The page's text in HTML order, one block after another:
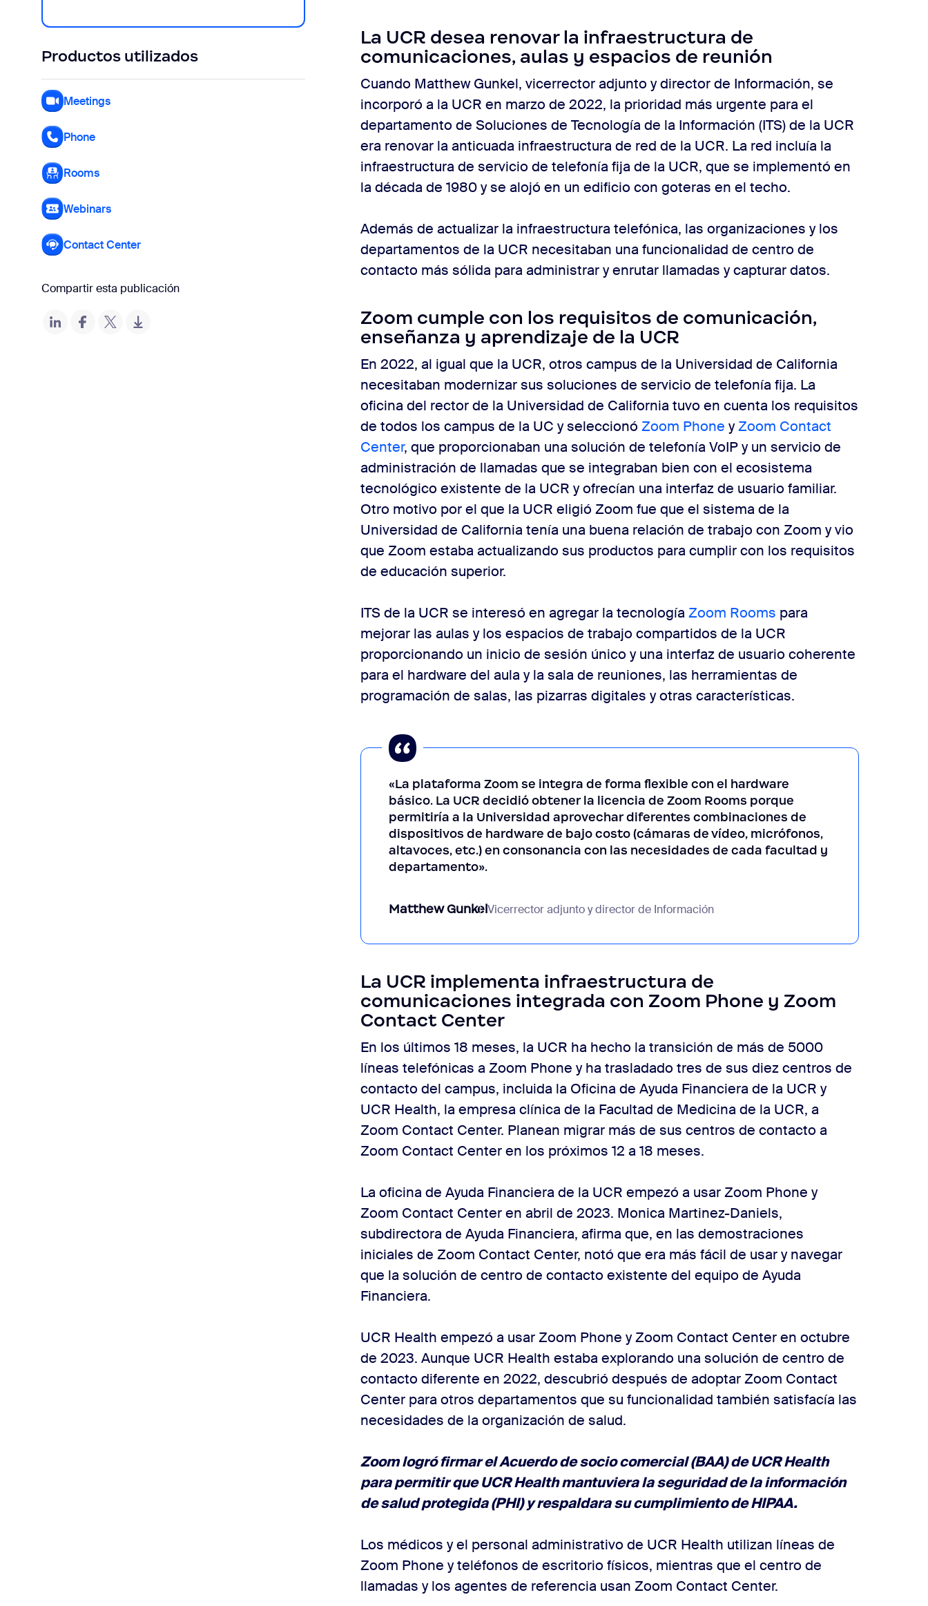
Productos utilizados
Meetings
Phone
Rooms
Webinars
Contact Center
Compartir esta publicación
La UCR desea renovar la infraestructura de
comunicaciones, aulas y espacios de reunión
Cuando Matthew Gunkel, vicerrector adjunto y director de Información, se
incorporó a la UCR en marzo de 2022, la prioridad más urgente para el
departamento de Soluciones de Tecnología de la Información (ITS) de la UCR
era renovar la anticuada infraestructura de red de la UCR. La red incluía la
infraestructura de servicio de telefonía fija de la UCR, que se implementó en
la década de 1980 y se alojó en un edificio con goteras en el techo.
Además de actualizar la infraestructura telefónica, las organizaciones y los
departamentos de la UCR necesitaban una funcionalidad de centro de
contacto más sólida para administrar y enrutar llamadas y capturar datos.
Zoom cumple con los requisitos de comunicación,
enseñanza y aprendizaje de la UCR
En 2022, al igual que la UCR, otros campus de la Universidad de California
necesitaban modernizar sus soluciones de servicio de telefonía fija. La
oficina del rector de la Universidad de California tuvo en cuenta los requisitos
de todos los campus de la UC y seleccionóZoom Phone yZoom Contact
Center, que proporcionaban una solución de telefonía VoIP y un servicio de
administración de llamadas que se integraban bien con el ecosistema
tecnológico existente de la UCR y ofrecían una interfaz de usuario familiar.
Otro motivo por el que la UCR eligió Zoom fue que el sistema de la
Universidad de California tenía una buena relación de trabajo con Zoom y vio
que Zoom estaba actualizando sus productos para cumplir con los requisitos
de educación superior.
ITS de la UCR se interesó en agregar la tecnologíaZoom Rooms para
mejorar las aulas y los espacios de trabajo compartidos de la UCR
proporcionando un inicio de sesión único y una interfaz de usuario coherente
para el hardware del aula y la sala de reuniones, las herramientas de
programación de salas, las pizarras digitales y otras características.
«La plataforma Zoom se integra de forma flexible con el hardware
básico. La UCR decidió obtener la licencia de Zoom Rooms porque
permitiría a la Universidad aprovechar diferentes combinaciones de
dispositivos de hardware de bajo costo (cámaras de vídeo, micrófonos,
altavoces, etc.) en consonancia con las necesidades de cada facultad y
departamento».
Matthew GunkelVicerrector adjunto y director de Información
La UCR implementa infraestructura de
comunicaciones integrada con Zoom Phone y Zoom
Contact Center
En los últimos 18 meses, la UCR ha hecho la transición de más de 5000
líneas telefónicas a Zoom Phone y ha trasladado tres de sus diez centros de
contacto del campus, incluida la Oficina de Ayuda Financiera de la UCR y
UCR Health, la empresa clínica de la Facultad de Medicina de la UCR, a
Zoom Contact Center. Planean migrar más de sus centros de contacto a
Zoom Contact Center en los próximos 12 a 18 meses.
La oficina de Ayuda Financiera de la UCR empezó a usar Zoom Phone y
Zoom Contact Center en abril de 2023. Monica Martinez-Daniels,
subdirectora de Ayuda Financiera, afirma que, en las demostraciones
iniciales de Zoom Contact Center, notó que era más fácil de usar y navegar
que la solución de centro de contacto existente del equipo de Ayuda
Financiera.
UCR Health empezó a usar Zoom Phone y Zoom Contact Center en octubre
de 2023. Aunque UCR Health estaba explorando una solución de centro de
contacto diferente en 2022, descubrió después de adoptar Zoom Contact
Center para otros departamentos que su funcionalidad también satisfacía las
necesidades de la organización de salud.
Zoom logró firmar el Acuerdo de socio comercial (BAA) de UCR Health
para permitir que UCR Health mantuviera la seguridad de la información
de salud protegida (PHI) y respaldara su cumplimiento de HIPAA.
Los médicos y el personal administrativo de UCR Health utilizan líneas de
Zoom Phone y teléfonos de escritorio físicos, mientras que el centro de
llamadas y los agentes de referencia usan Zoom Contact Center.